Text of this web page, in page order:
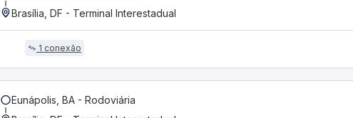
Brasília, DF - Terminal Interestadual
1 conexão
Eunápolis, BA - Rodoviária